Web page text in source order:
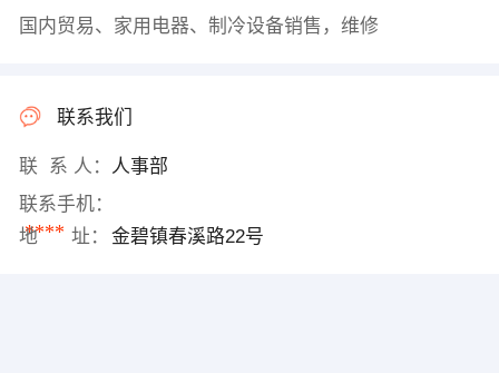
国内贸易、家用电器、制冷设备销售，维修
联系我们
联 系 人： 人事部
联系手机：
****
地 址： 金碧镇春溪路22号